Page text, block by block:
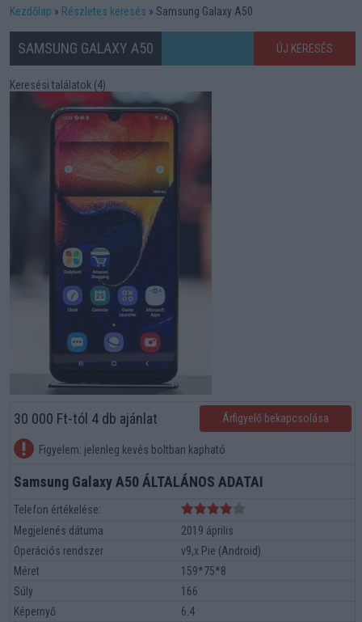
Kezdőlap Részletes keresés Samsung Galaxy A50
SAMSUNG GALAXY A50 ÚJ KERESÉS
Keresési találatok (4)
30 000 Ft-tól 4 db ajánlat Árfigyelő bekapcsolása
Figyelem: jelenleg kevés boltban kapható
Samsung Galaxy A50 ÁLTALÁNOS ADATAI
Telefon értékelése:
Megjelenés dátuma
2019 április
Operációs rendszer
v9,x Pie (Android)
Méret
159*75*8
Súly
166
Képernyő
6.4